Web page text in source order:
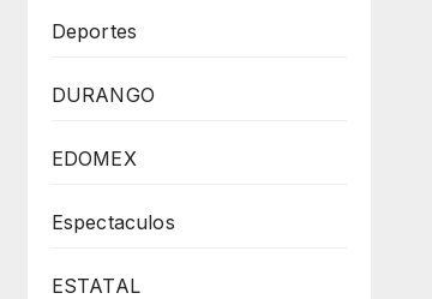
Deportes
DURANGO
EDOMEX
Espectaculos
ESTATAL